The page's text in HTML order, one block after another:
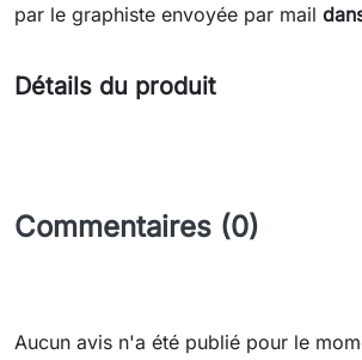
par le graphiste envoyée par mail
Détails du produit
Commentaires (0)
Aucun avis n'a été publié pour le